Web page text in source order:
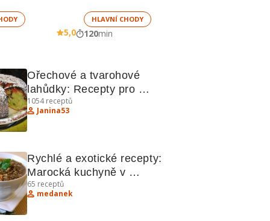
HLAVNÍ CHODY
5,0 120min
Ořechové a tvarohové
lahůdky: Recepty pro
sladké pochoutky
1054receptů
Janina53
Rychlé a exotické recepty:
Marocká kuchyně v
kuchařce
65 receptů
medanek